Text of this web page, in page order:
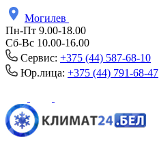
Могилев
Пн-Пт 9.00-18.00
Сб-Вс 10.00-16.00
Сервис: +375 (44) 587-68-10
Юр.лица: +375 (44) 791-68-47